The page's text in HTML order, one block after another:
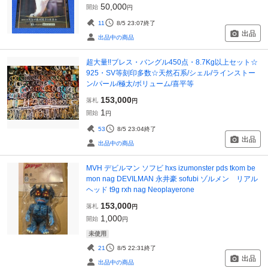
開始 50,000円
11 8/5 23:07終了
出品中の商品 出品
超大量!!ブレス・バングル450点・8.7Kg以上セット☆
925・SV等刻印多数☆天然石系/シェル/ラインストー
ン/パール/極太/ボリューム/喜平等
落札 153,000円
開始 1 円
53 8/5 23:04終了
出品中の商品 出品
MVH デビルマン ソフビ hxs izumonster pds tkom be
mon nag DEVILMAN 永井豪 sofubi ゾルメン リアル
ヘッド t9g rxh nag Neoplayerone
落札 153,000円
開始 1,000円
未使用
21 8/5 22:31終了
出品中の商品 出品